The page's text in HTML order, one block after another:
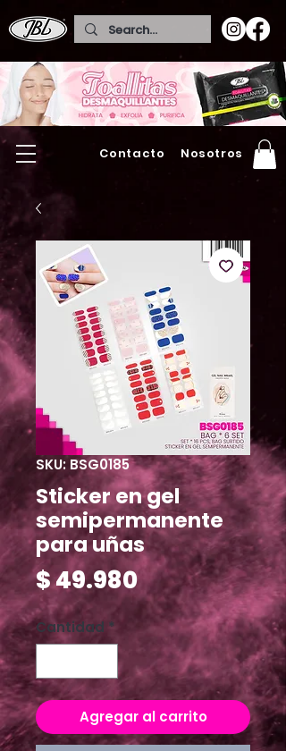
Contacto Nosotros
SKU: BSG0185
Sticker en gel
semipermanente
para uñas
$ 49.980Precio
Cantidad *
Agregar al carrito